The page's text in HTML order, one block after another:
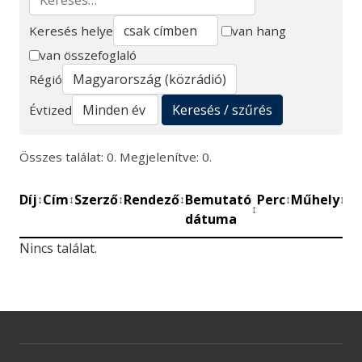
Keresés
Keresés helye
van hang
van összefoglaló
Régió
Évtized
Keresés / szűrés
Összes találat: 0. Megjelenítve: 0.
Díj↕Cím↕Szerző↕Rendező↕Bemutató
dátuma
↕
Perc↕Műhely↕
Nincs találat.